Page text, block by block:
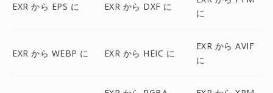
EXR から EPS に EXR から DXF に
に
EXR から WEBP に EXR から HEIC に
EXR から AVIF
に